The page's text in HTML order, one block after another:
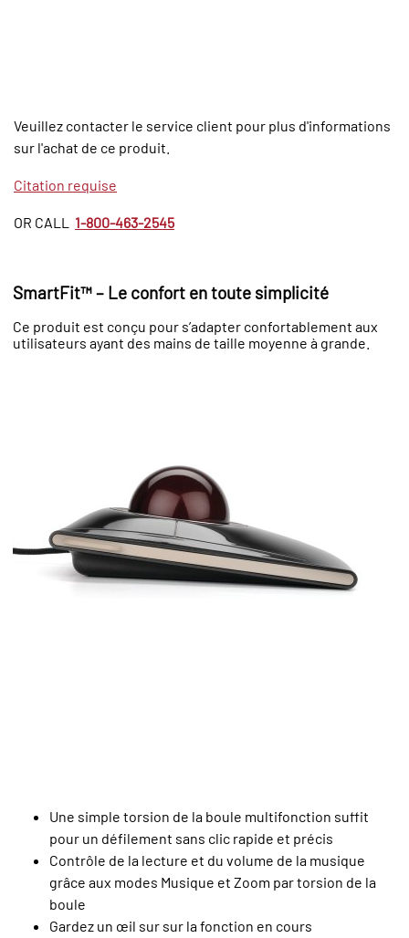
Veuillez contacter le service client pour plus d'informations
sur l'achat de ce produit.
Citation requise
OR CALL 1-800-463-2545
SmartFit™ – Le confort en toute simplicité
Ce produit est conçu pour s’adapter confortablement aux
utilisateurs ayant des mains de taille moyenne à grande.
Une simple torsion de la boule multifonction suffit
pour un défilement sans clic rapide et précis
Contrôle de la lecture et du volume de la musique
grâce aux modes Musique et Zoom par torsion de la
boule
Gardez un œil sur sur la fonction en cours